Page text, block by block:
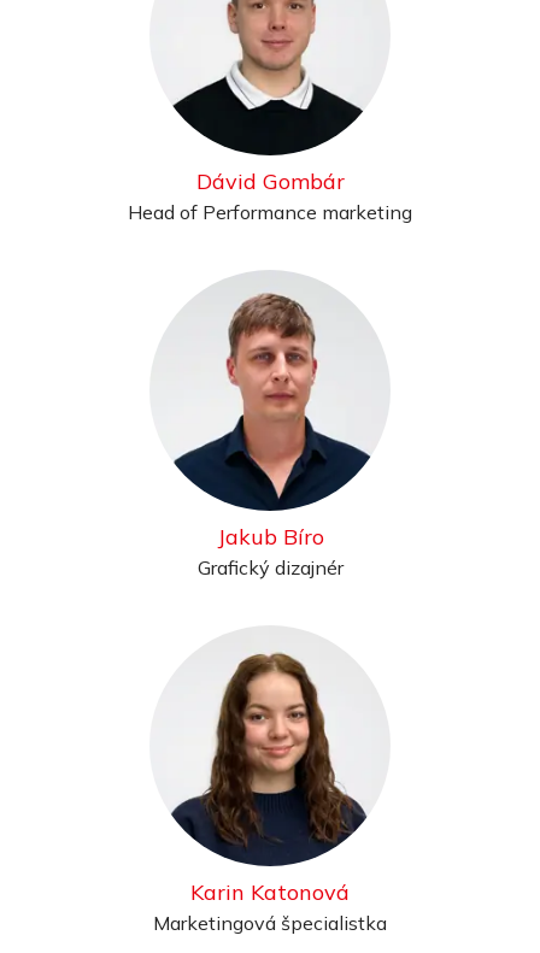
Dávid Gombár
Head of Performance marketing
Jakub Bíro
Grafický dizajnér
Karin Katonová
Marketingová špecialistka